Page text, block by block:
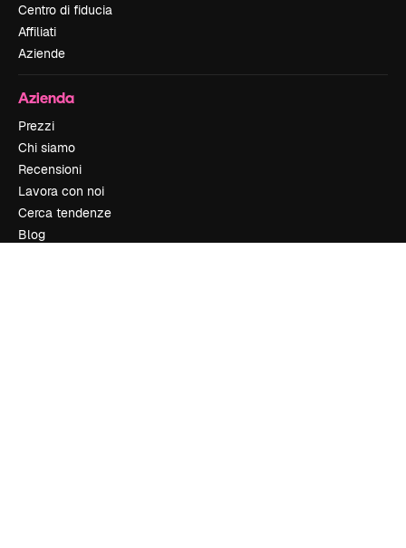
Centro di fiducia
Affiliati
Aziende
Azienda
Prezzi
Chi siamo
Recensioni
Lavora con noi
Cerca tendenze
Blog